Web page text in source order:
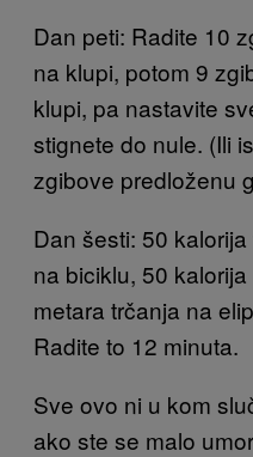
Dan peti: Radite 10
na klupi, potom 9
klupi, pa nastavite
stignete do nule. (Ili
zgibove predloženu
Dan šesti: 50
na biciklu, 50
metara trčanja na
Radite to 12 minuta.
Sve ovo ni u kom
ako ste se malo